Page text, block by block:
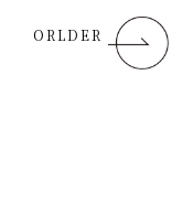
ORLDER